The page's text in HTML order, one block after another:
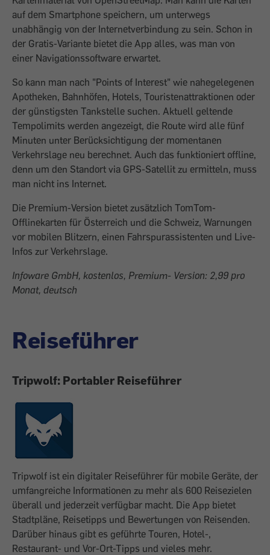
auf dem Smartphone speichern, um unterwegs
unabhängig von der Internetverbindung zu sein. Schon in
der Gratis-Variante bietet die App alles, was man von
einer Navigationssoftware erwartet.
So kann man nach "Points of Interest" wie nahegelegenen
Apotheken, Bahnhöfen, Hotels, Touristen­attraktionen oder
der günstigsten Tankstelle suchen. Aktuell geltende
Tempolimits werden angezeigt, die Route wird alle fünf
Minuten unter Berücksichtigung der momentanen
Verkehrslage neu berechnet. Auch das funktioniert offline,
denn um den Standort via GPS-Satellit zu ermitteln, muss
man nicht ins Internet.
Die Premium-Version bietet zusätzlich TomTom-
Offlinekarten für Österreich und die Schweiz, Warnungen
vor mobilen Blitzern, einen Fahrspurassistenten und Live-
Infos zur Verkehrslage.
Infoware GmbH, kostenlos, Premium- Version: 2,99 pro
Monat, deutsch
Reiseführer
Tripwolf: Portabler Reiseführer
Tripwolf ist ein digitaler Reiseführer für mobile Geräte, der
umfangreiche Informationen zu mehr als 600 Reisezielen
überall und jederzeit verfügbar macht. Die App bietet
Stadtpläne, Reisetipps und Bewertungen von Reisenden.
Darüber hinaus gibt es geführte Touren, Hotel-,
Restaurant- und Vor-Ort-Tipps und vieles mehr.